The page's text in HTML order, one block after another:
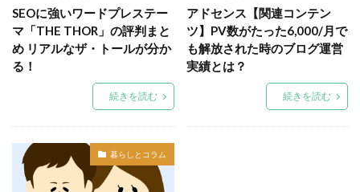
SEOに強いワードプレステー
マ「THE THOR」の評判まと
め リアルなザ・トールが分か
る！
続きを読む
アドセンス【関連コンテン
ツ】PV数がたった6,000/月で
も解放された時のブログ運営
実績とは？
続きを読む
暮らしとコラム